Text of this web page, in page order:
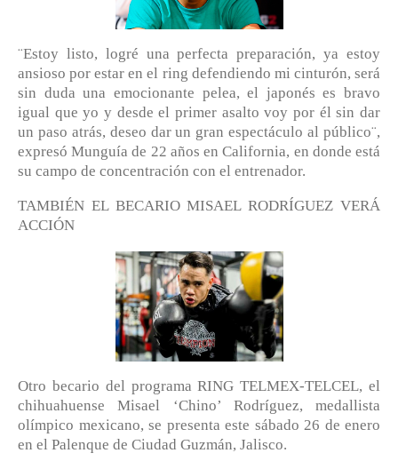
¨Estoy listo, logré una perfecta preparación, ya estoy
ansioso por estar en el ring defendiendo mi cinturón, será
sin duda una emocionante pelea, el japonés es bravo
igual que yo y desde el primer asalto voy por él sin dar
un paso atrás, deseo dar un gran espectáculo al público¨,
expresó Munguía de 22 años en California, en donde está
su campo de concentración con el entrenador.
TAMBIÉN EL BECARIO MISAEL RODRÍGUEZ VERÁ
ACCIÓN
Otro becario del programa RING TELMEX-TELCEL, el
chihuahuense Misael ‘Chino’ Rodríguez, medallista
olímpico mexicano, se presenta este sábado 26 de enero
en el Palenque de Ciudad Guzmán, Jalisco.